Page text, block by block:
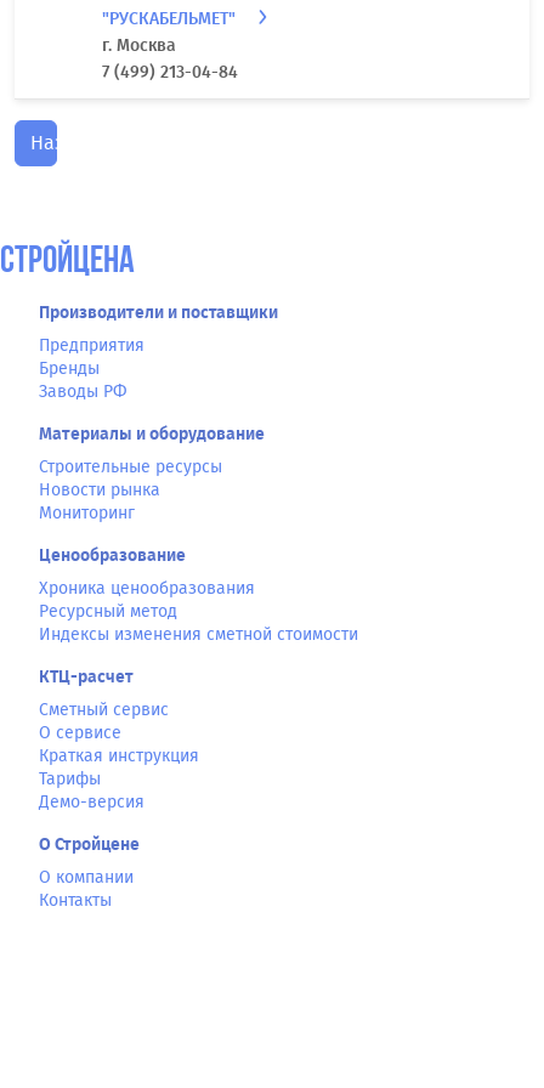
"РУСКАБЕЛЬМЕТ"
г. Москва
7 (499) 213-04-84
Назад
СтройЦена
Производители и поставщики
Предприятия
Бренды
Заводы РФ
Материалы и оборудование
Строительные ресурсы
Новости рынка
Мониторинг
Ценообразование
Хроника ценообразования
Ресурсный метод
Индексы изменения сметной стоимости
КТЦ-расчет
Сметный сервис
О сервисе
Краткая инструкция
Тарифы
Демо-версия
О Стройцене
О компании
Контакты